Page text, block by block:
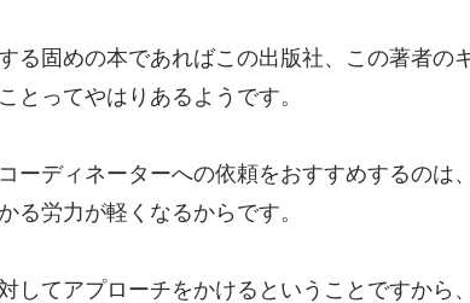
る固めの本であればこの出版社、この著者の
とってやはりあるようです。
ーディネーターへの依頼をおすすめするのは
る労力が軽くなるからです。
してアプローチをかけるということですから